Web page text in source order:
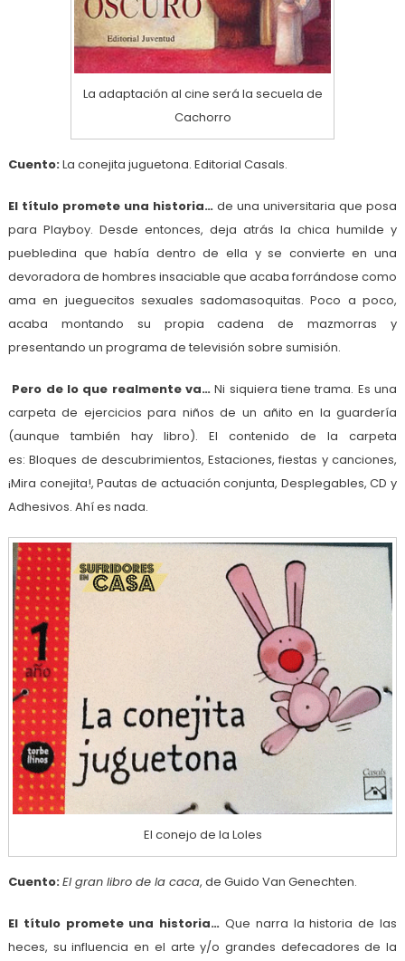
La adaptación al cine será la secuela de
Cachorro
Cuento:La conejita juguetona. Editorial Casals.
El título promete una historia… de una universitaria que posa
para Playboy. Desde entonces, deja atrás la chica humilde y
puebledina que había dentro de ella y se convierte en una
devoradora de hombres insaciable que acaba forrándose como
ama en jueguecitos sexuales sadomasoquitas. Poco a poco,
acaba montando su propia cadena de mazmorras y
presentando un programa de televisión sobre sumisión.
Pero de lo que realmente va…Ni siquiera tiene trama. Es una
carpeta de ejercicios para niños de un añito en la guardería
(aunque también hay libro). El contenido de la carpeta
es: Bloques de descubrimientos, Estaciones, fiestas y canciones,
¡Mira conejita!, Pautas de actuación conjunta, Desplegables, CD y
Adhesivos. Ahí es nada.
El conejo de la Loles
Cuento:El gran libro de la caca, de Guido Van Genechten.
El título promete una historia… Que narra la historia de las
heces, su influencia en el arte y/o grandes defecadores de la